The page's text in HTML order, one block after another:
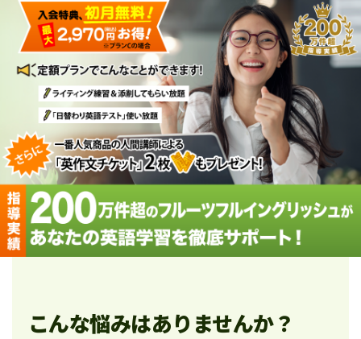
こんな悩みはありませんか？